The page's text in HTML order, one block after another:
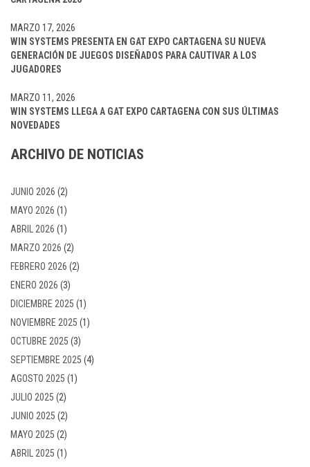
WIN SYSTEMS PRESENTA EN GAT EXPO CARTAGENA SU NUEVA
GENERACIÓN DE JUEGOS DISEÑADOS PARA CAUTIVAR A LOS
JUGADORES
MARZO 17, 2026
WIN SYSTEMS LLEGA A GAT EXPO CARTAGENA CON SUS ÚLTIMAS
NOVEDADES
MARZO 11, 2026
ARCHIVO DE NOTICIAS
JUNIO 2026 (2)
MAYO 2026 (1)
ABRIL 2026 (1)
MARZO 2026 (2)
FEBRERO 2026 (2)
ENERO 2026 (3)
DICIEMBRE 2025 (1)
NOVIEMBRE 2025 (1)
OCTUBRE 2025 (3)
SEPTIEMBRE 2025 (4)
AGOSTO 2025 (1)
JULIO 2025 (2)
JUNIO 2025 (2)
MAYO 2025 (2)
ABRIL 2025 (1)